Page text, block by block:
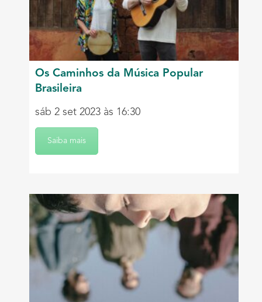
Os Caminhos da Música Popular
Brasileira
sáb 2 set 2023 às 16:30
Saiba mais